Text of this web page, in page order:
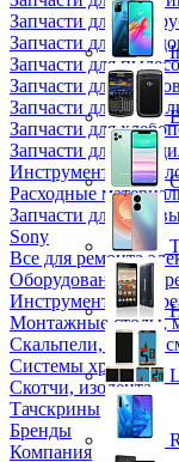
Запчасти для
Запчасти для
Запчасти для
Запчасти для
Запчасти для
Запчасти для
Запчасти для
Инструмент для
Расходные
Запчасти для
Sony
Все для ремонта
Оборудование для
Инструменты для
Монтажные столы,
Скальпели, лезвия
Системы хранения
Скотчи, изолента
Тачскрины
Бренды
Компания